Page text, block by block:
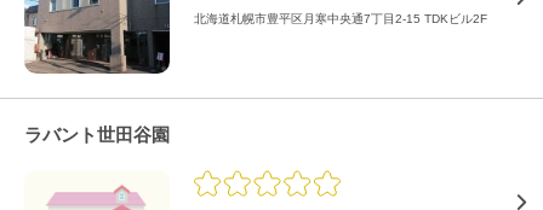
北海道札幌市豊平区月寒中央通7丁目2-15 TDKビル2F
ラバント世田谷園